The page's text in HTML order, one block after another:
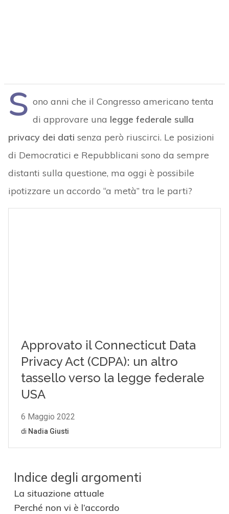
S ono anni che il Congresso americano tenta
di approvare una legge federale sulla
privacy dei dati senza però riuscirci. Le posizioni
di Democratici e Repubblicani sono da sempre
distanti sulla questione, ma oggi è possibile
ipotizzare un accordo “a metà” tra le parti?
Indice degli argomenti
La situazione attuale
Perché non vi è l’accordo